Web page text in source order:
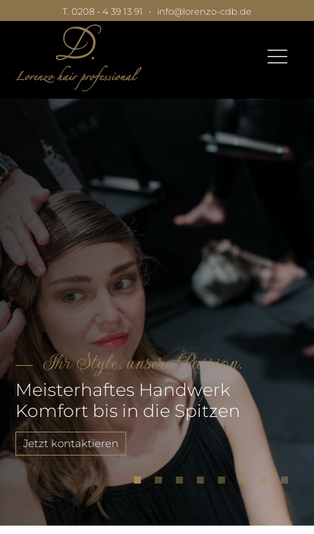
|
|
|
T. 0208 - 4 39 13 91 • info@lorenzo-cdb.de
Ihr Style, unsere Passion.
Meisterhaftes Handwerk
Komfort bis in die Spitzen
Jetzt kontaktieren